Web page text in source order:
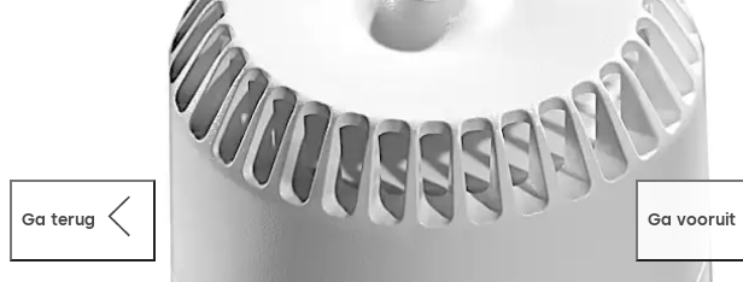
Ga terug Ga vooruit